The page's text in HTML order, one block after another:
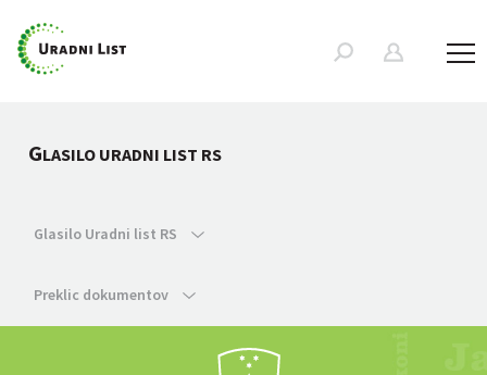
GLASILO URADNI LIST RS
Glasilo Uradni list RS
Preklic dokumentov